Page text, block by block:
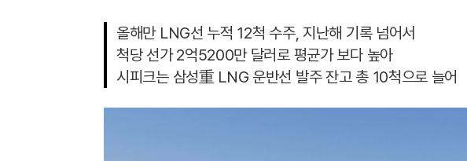
올해만 LNG선 누적 12척 수주, 지난해 기록 넘어서
척당 선가 2억5200만 달러로 평균가 보다 높아
시피크는 삼성重 LNG 운반선 발주 잔고 총 10척으로 늘어